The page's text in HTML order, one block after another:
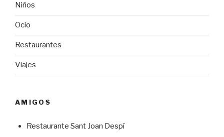
Niños
Ocio
Restaurantes
Viajes
AMIGOS
Restaurante Sant Joan Despí